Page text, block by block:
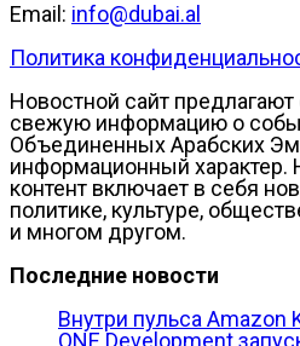
Email: info@dubai.al
Политика
Новостной сайт
свежую информацию о
Объединенных Арабских
информационный
контент включает в себя
политике, культуре,
и многом другом.
Последние новости
Внутри пульса Amazon
ONE Development